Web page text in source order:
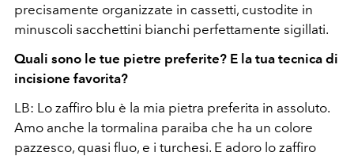
precisamente organizzate in cassetti, custodite in
minuscoli sacchettini bianchi perfettamente sigillati.
Quali sono le tue pietre preferite? E la tua tecnica di
incisione favorita?
LB: Lo zaffiro blu è la mia pietra preferita in assoluto.
Amo anche la tormalina paraiba che ha un colore
pazzesco, quasi fluo, e i turchesi. E adoro lo zaffiro